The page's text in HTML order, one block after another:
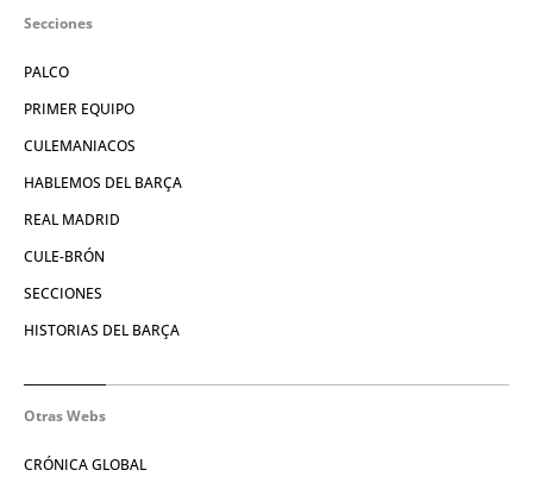
Secciones
PALCO
PRIMER EQUIPO
CULEMANIACOS
HABLEMOS DEL BARÇA
REAL MADRID
CULE-BRÓN
SECCIONES
HISTORIAS DEL BARÇA
Otras Webs
CRÓNICA GLOBAL